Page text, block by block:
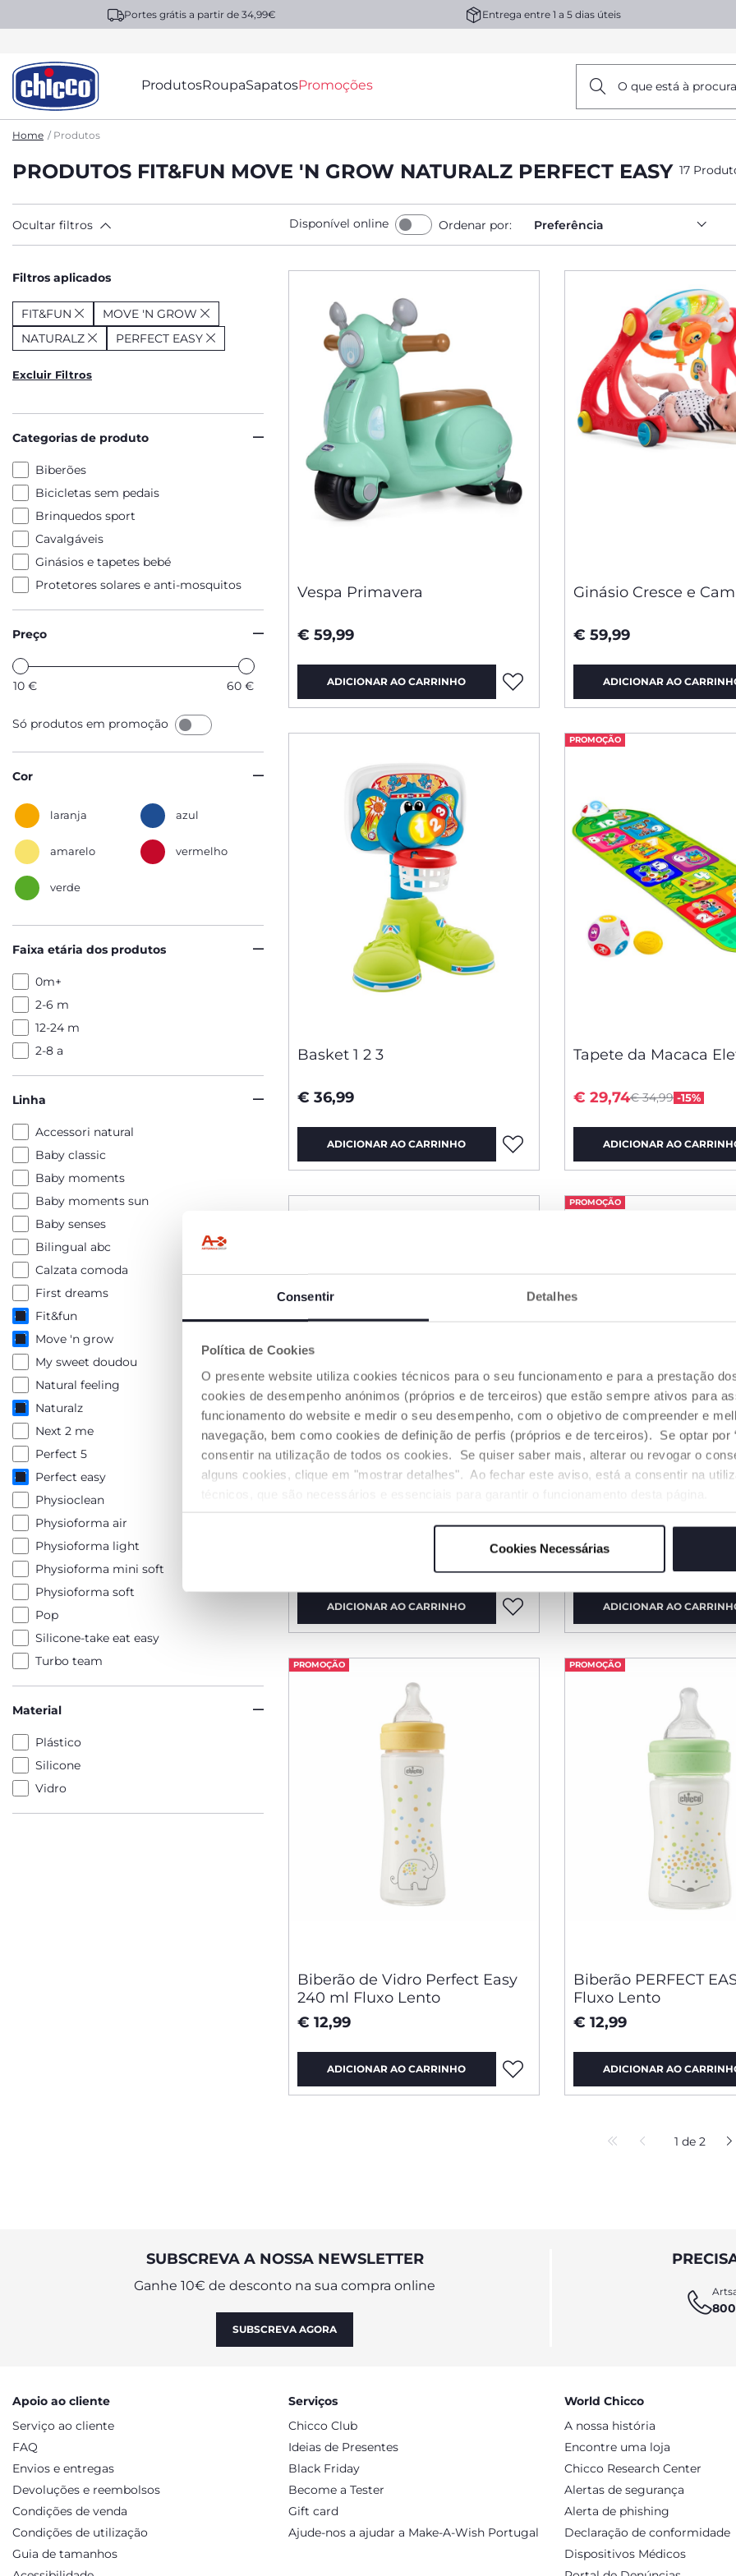
Consentir Detalhes
Política de Cookies
O presente website utiliza cookies técnicos para o seu funcionamento e para a prestação
cookies de desempenho anónimos (próprios e de terceiros) que estão sempre ativos para
funcionamento do website e medir o seu desempenho, com o objetivo de compreender e
navegação, bem como cookies de definição de perfis (próprios e de terceiros). Se optar por
consentir na utilização de todos os cookies. Se quiser saber mais, alterar ou revogar o
alguns cookies, clique em "mostrar detalhes". Ao fechar este aviso, está a consentir na
Cookies Necessárias
Portes grátis a partir de 34,99€ Entrega entre 1 a 5 dias úteis
ProdutosRoupaSapatosPromoções O que está à
Home Produtos
PRODUTOS FIT&FUN MOVE 'N GROW NATURALZ PERFECT EASY 17
Ocultar filtros Disponível online Ordenar por: Preferência
Filtros aplicados
FIT&FUN
MOVE 'N GROW
NATURALZ
PERFECT EASY
Excluir Filtros
Categorias de produto
Biberões
Bicicletas sem pedais
Brinquedos sport
Cavalgáveis
Ginásios e tapetes bebé
Protetores solares e anti-mosquitos
Preço
10 € 60 €
Só produtos em promoção
Cor
laranja azul
amarelo vermelho
verde
Faixa etária dos produtos
0m+
2-6 m
12-24 m
2-8 a
Linha
Accessori natural
Baby classic
Baby moments
Baby moments sun
Baby senses
Bilingual abc
Calzata comoda
First dreams
Fit&fun
Move 'n grow
My sweet doudou
Natural feeling
Naturalz
Next 2 me
Perfect 5
Perfect easy
Physioclean
Physioforma air
Physioforma light
Physioforma mini soft
Physioforma soft
Pop
Silicone-take eat easy
Turbo team
Material
Plástico
Silicone
Vidro
Vespa Primavera
€ 59,99
ADICIONAR AO CARRINHO
Ginásio Cresce e
€ 59,99
ADICIONAR AO
Basket 1 2 3
€ 36,99
ADICIONAR AO CARRINHO
PROMOÇÃO
Tapete da Macaca
Price reduced from
€ 34,99 -15%
to
€ 29,74
ADICIONAR AO
Strike dos Macaquinhos -
ADICIONAR AO CARRINHO
PROMOÇÃO
SPRAY
ADICIONAR AO
PROMOÇÃO
Biberão de Vidro Perfect Easy
240 ml Fluxo Lento
€ 12,99
ADICIONAR AO CARRINHO
PROMOÇÃO
Biberão PERFECT
Fluxo Lento
€ 12,99
ADICIONAR AO
1 de 2
SUBSCREVA A NOSSA NEWSLETTER
Ganhe 10€ de desconto na sua compra online
SUBSCREVA AGORA
Apoio ao cliente
Serviço ao cliente
FAQ
Envios e entregas
Devoluções e reembolsos
Condições de venda
Condições de utilização
Guia de tamanhos
Serviços
Chicco Club
Ideias de Presentes
Black Friday
Become a Tester
Gift card
Ajude-nos a ajudar a Make-A-Wish Portugal
World Chicco
A nossa história
Encontre uma loja
Chicco Research Center
Alertas de segurança
Alerta de phishing
Declaração de conformidade
Dispositivos Médicos